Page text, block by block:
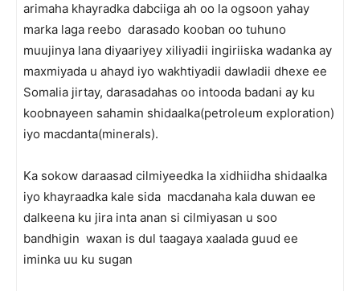
arimaha khayradka dabciiga ah oo la ogsoon yahay
marka laga reebo darasado kooban oo tuhuno
muujinya lana diyaariyey xiliyadii ingiriiska wadanka ay
maxmiyada u ahayd iyo wakhtiyadii dawladii dhexe ee
Somalia jirtay, darasadahas oo intooda badani ay ku
koobnayeen sahamin shidaalka(petroleum exploration)
iyo macdanta(minerals).
Ka sokow daraasad cilmiyeedka la xidhiidha shidaalka
iyo khayraadka kale sida macdanaha kala duwan ee
dalkeena ku jira inta anan si cilmiyasan u soo
bandhigin waxan is dul taagaya xaalada guud ee
iminka uu ku sugan